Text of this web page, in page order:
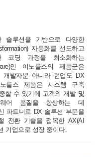
솔루션을 기반으로 다양한
자동화를 선도하고
코딩 과정을 최소화하는
인 이노룰스의 제품군은
개발자뿐 아니라 현업도 DX
룰스 제품은 시스템 구축
할 수 있기에 고객의 개발 및
어 품질을 향상하는 데
파트너로 DX 솔루션 부문을
전환 기술을 접목한 AX(AI
기업으로 성장 중이다.